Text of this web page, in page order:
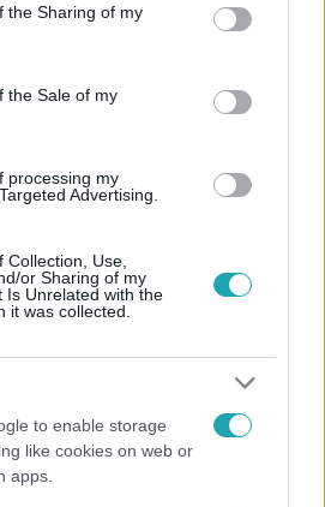
usage behaviour. You may click to
Google and its third-party tags to
specified purposes in below Google
the Sharing of my
the Sale of my
processing my
Advertising.
Use,
or Sharing of my
Is Unrelated with the
it was collected.
to enable storage
like cookies on web or
apps.
kor kiderül az RTL-en.
megkóstolni a halat, mert